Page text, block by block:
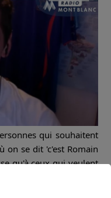
qui souhaitent
on se dit 'c'est Romain
qu'à ceux qui veulent
d'Europe et de